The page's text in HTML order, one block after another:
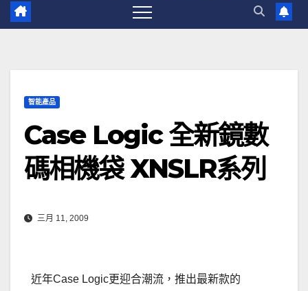
智能產品
Case Logic 全新鏡數
碼相機袋 XNSLR系列
三月 11, 2009
近年Case Logic更迎合潮流，推出最新款的